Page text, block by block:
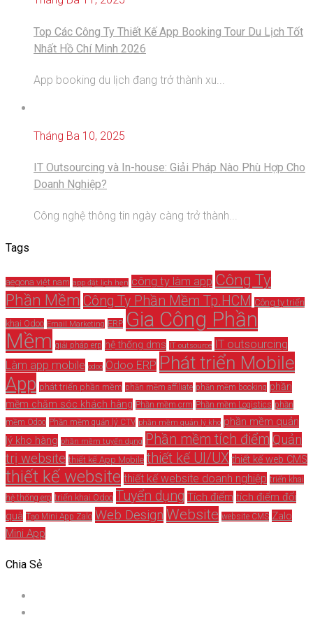
Top Các Công Ty Thiết Kế App Booking Tour Du Lịch Tốt
Nhất Hồ Chí Minh 2026
App booking du lịch đang trở thành xu...
Tháng Ba 10, 2025
IT Outsourcing và In-house: Giải Pháp Nào Phù Hợp Cho
Doanh Nghiệp?
Công nghệ thông tin ngày càng trở thành...
Tags
aegona việt nam app đặt lịch hẹn công ty làm app Công Ty
Phần Mềm Công Ty Phần Mềm Tp.HCM Công ty triển
khai Odoo Email Marketing ERP Gia Công Phần
Mềm giải pháp erp hệ thống dms IT outsource IT outsourcing
Làm app mobile odoo Odoo ERP Phát triển Mobile
App phát triển phần mềm phần mềm affiliate phần mềm booking phần
mềm chăm sóc khách hàng Phần mềm crm Phần mềm Logistics phần
mềm Odoo Phần mềm quản lý CTV phần mềm quản lý kho phần mềm quản
lý kho hàng phần mềm tuyển dụng Phần mềm tích điểm Quản
trị website thiết kế App Mobile thiết kế UI/UX thiết kế web CMS
thiết kế website thiết kế website doanh nghiệp triển khai
hệ thống erp triển khai Odoo Tuyển dụng Tích điểm tích điểm đổi
quà Tạo Mini App Zalo Web Design Website website CMS Zalo
Mini App
Chia Sẻ